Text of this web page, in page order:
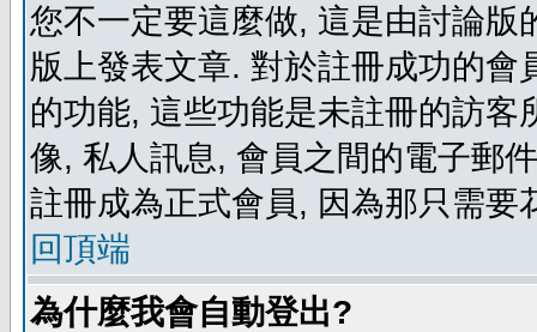
您不一定要這麼做, 這是由討論
版上發表文章. 對於註冊成功的
的功能, 這些功能是未註冊的訪
像, 私人訊息, 會員之間的電子郵
註冊成為正式會員, 因為那只需要
回頂端
為什麼我會自動登出?